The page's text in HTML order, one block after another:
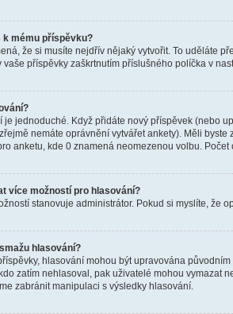
mému příspěvku?
že si musíte nejdřív nějaký vytvořit. To uděláte
vaše příspěvky zaškrtnutím příslušného políčka v
je jednoduché. Když přidáte nový příspěvek (nebo
nemáte oprávnění vytvářet ankety). Měli
anketu, kde 0 znamená neomezenou volbu.
více možností pro hlasování?
stanovuje administrátor. Pokud si myslíte, že
hlasování?
hlasování mohou být upravována
zatím nehlasoval, pak uživatelé mohou vymazat
zabránit manipulaci s výsledky hlasování.